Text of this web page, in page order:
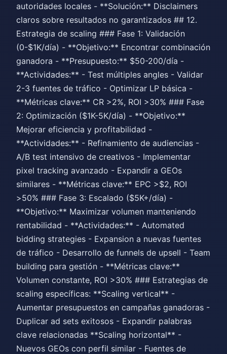
autoridades locales - **Solución:** Disclaimers
claros sobre resultados no garantizados ## 12.
Estrategia de scaling ### Fase 1: Validación
(0-$1K/día) - **Objetivo:** Encontrar combinación
ganadora - **Presupuesto:** $50-200/día -
**Actividades:** - Test múltiples angles - Validar
2-3 fuentes de tráfico - Optimizar LP básica -
**Métricas clave:** CR >2%, ROI >30% ### Fase
2: Optimización ($1K-5K/día) - **Objetivo:**
Mejorar eficiencia y profitabilidad -
**Actividades:** - Refinamiento de audiencias -
A/B test intensivo de creativos - Implementar
pixel tracking avanzado - Expandir a GEOs
similares - **Métricas clave:** EPC >$2, ROI
>50% ### Fase 3: Escalado ($5K+/día) -
**Objetivo:** Maximizar volumen manteniendo
rentabilidad - **Actividades:** - Automated
bidding strategies - Expansion a nuevas fuentes
de tráfico - Desarrollo de funnels de upsell - Team
building para gestión - **Métricas clave:**
Volumen constante, ROI >30% ### Estrategias de
scaling específicas: **Scaling vertical** -
Aumentar presupuestos en campañas ganadoras -
Duplicar ad sets exitosos - Expandir palabras
clave relacionadas **Scaling horizontal** -
Nuevos GEOs con perfil similar - Fuentes de